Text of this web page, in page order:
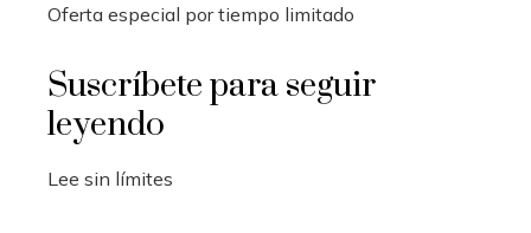
Oferta especial por tiempo limitado
Suscríbete para seguir
leyendo
Lee sin límites